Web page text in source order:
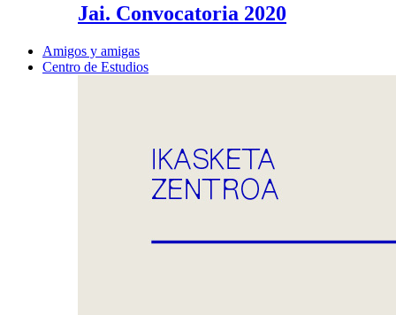
Jai. Convocatoria 2020
Amigos y amigas
Centro de Estudios